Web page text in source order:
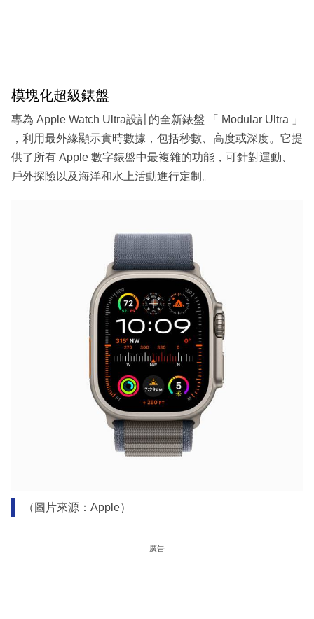
模塊化超級錶盤
專為 Apple Watch Ultra設計的全新錶盤 「 Modular Ultra 」
，利用最外緣顯示實時數據，包括秒數、高度或深度。它提
供了所有 Apple 數字錶盤中最複雜的功能，可針對運動、
戶外探險以及海洋和水上活動進行定制。
（圖片來源：Apple）
廣告